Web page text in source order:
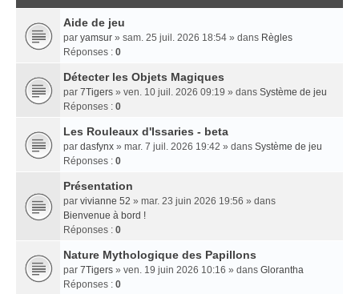
Aide de jeu
par yamsur » sam. 25 juil. 2026 18:54 » dans Règles
Réponses : 0
Détecter les Objets Magiques
par 7Tigers » ven. 10 juil. 2026 09:19 » dans Système de jeu
Réponses : 0
Les Rouleaux d'Issaries - beta
par dasfynx » mar. 7 juil. 2026 19:42 » dans Système de jeu
Réponses : 0
Présentation
par vivianne 52 » mar. 23 juin 2026 19:56 » dans
Bienvenue à bord !
Réponses : 0
Nature Mythologique des Papillons
par 7Tigers » ven. 19 juin 2026 10:16 » dans Glorantha
Réponses : 0